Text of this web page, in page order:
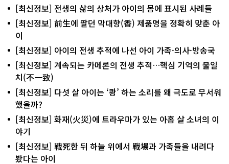
[최신정보] 전생의 삶의 상처가 아이의 몸에 표시된 사례들
[최신정보] 前生에 팔던 막대향(香) 제품명을 정확히 맞춘 아
이
[최신정보] 아이의 전생 추적에 나선 아이 가족·의사·방송국
[최신정보] 계속되는 카메론의 전생 추적…핵심 기억의 불일
치(不一致)
[최신정보] 다섯 살 아이는 ‘쾅’ 하는 소리를 왜 극도로 무서워
했을까?
[최신정보] 화재(火災)에 트라우마가 있는 아홉 살 소녀의 이
야기
[최신정보] 戰死한 뒤 하늘 위에서 戰場과 가족들을 내려다
봤다는 아이